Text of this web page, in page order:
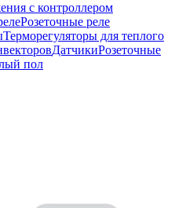
с контроллером
Розеточные реле
Терморегуляторы для теплого
ДатчикиРозеточные
пол